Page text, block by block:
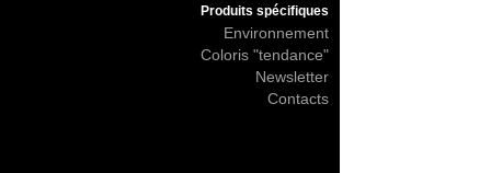
Produits spécifiques
Environnement
Coloris "tendance"
Newsletter
Contacts